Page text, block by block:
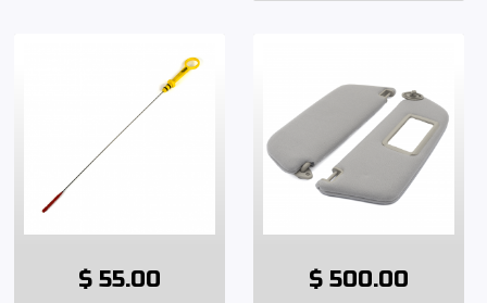
$ 55.00 $ 500.00